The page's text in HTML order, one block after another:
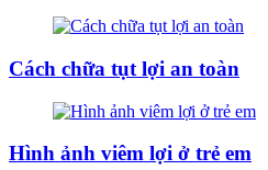
Cách chữa tụt lợi an toàn
Hình ảnh viêm lợi ở trẻ em